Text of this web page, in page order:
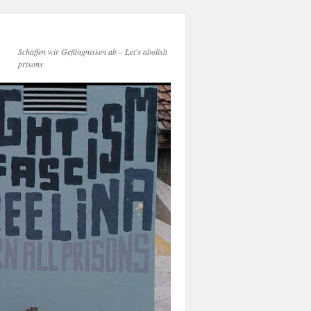
Schaffen wir Gefängnissen ab – Let's abolish
prisons